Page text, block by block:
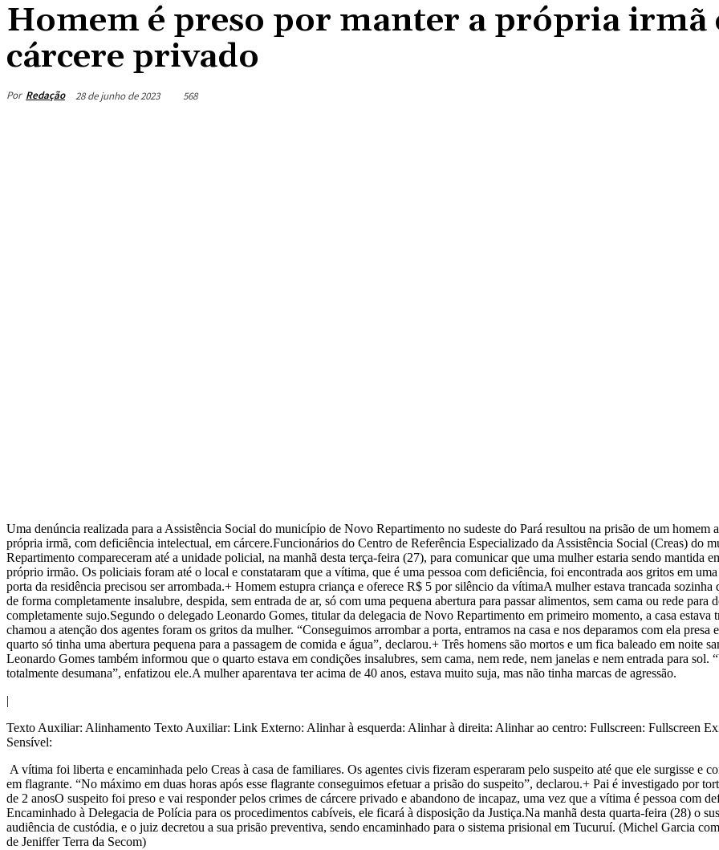
Homem é preso por manter a própria irmã
cárcere privado
Por Redação 28 de junho de 2023 568
Uma denúncia realizada para a Assistência Social do município de Novo Repartimento no sudeste do Pará resultou na prisão de um homem
própria irmã, com deficiência intelectual, em cárcere.Funcionários do Centro de Referência Especializado da Assistência Social (Creas) do
Repartimento compareceram até a unidade policial, na manhã desta terça-feira (27), para comunicar que uma mulher estaria sendo mantida
próprio irmão. Os policiais foram até o local e constataram que a vítima, que é uma pessoa com deficiência, foi encontrada aos gritos em
porta da residência precisou ser arrombada.+ Homem estupra criança e oferece R$ 5 por silêncio da vítimaA mulher estava trancada sozinha
de forma completamente insalubre, despida, sem entrada de ar, só com uma pequena abertura para passar alimentos, sem cama ou rede para
completamente sujo.Segundo o delegado Leonardo Gomes, titular da delegacia de Novo Repartimento em primeiro momento, a casa estava
chamou a atenção dos agentes foram os gritos da mulher. “Conseguimos arrombar a porta, entramos na casa e nos deparamos com ela presa
quarto só tinha uma abertura pequena para a passagem de comida e água”, declarou.+ Três homens são mortos e um fica baleado em noite
Leonardo Gomes também informou que o quarto estava em condições insalubres, sem cama, nem rede, nem janelas e nem entrada para sol.
totalmente desumana”, enfatizou ele.A mulher aparentava ter acima de 40 anos, estava muito suja, mas não tinha marcas de agressão.
|
Texto Auxiliar: Alinhamento Texto Auxiliar: Link Externo: Alinhar à esquerda: Alinhar à direita: Alinhar ao centro: Fullscreen: Fullscreen
Sensível:
A vítima foi liberta e encaminhada pelo Creas à casa de familiares. Os agentes civis fizeram esperaram pelo suspeito até que ele surgisse e
em flagrante. “No máximo em duas horas após esse flagrante conseguimos efetuar a prisão do suspeito”, declarou.+ Pai é investigado por
de 2 anosO suspeito foi preso e vai responder pelos crimes de cárcere privado e abandono de incapaz, uma vez que a vítima é pessoa com
Encaminhado à Delegacia de Polícia para os procedimentos cabíveis, ele ficará à disposição da Justiça.Na manhã desta quarta-feira (28) o
audiência de custódia, e o juiz decretou a sua prisão preventiva, sendo encaminhado para o sistema prisional em Tucuruí. (Michel Garcia
de Jeniffer Terra da Secom)